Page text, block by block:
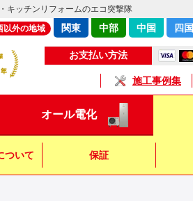
キッチンリフォームのエコ突撃隊
お支払い方法
施工事例集
以外の地域 関東 中部 中国 四国
オール電化
ついて 保証